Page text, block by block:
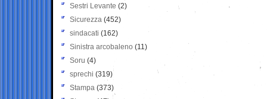
Sestri Levante (2)
Sicurezza (452)
sindacati (162)
Sinistra arcobaleno (11)
Soru (4)
sprechi (319)
Stampa (373)